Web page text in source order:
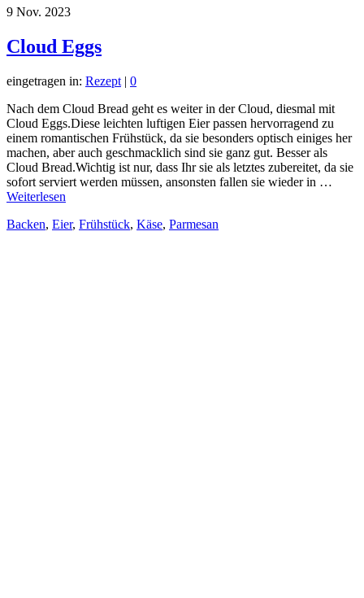
9 Nov. 2023
Cloud Eggs
eingetragen in: Rezept | 0
Nach dem Cloud Bread geht es weiter in der Cloud, diesmal mit
Cloud Eggs.Diese leichten luftigen Eier passen hervorragend zu
einem romantischen Frühstück, da sie besonders optisch einiges her
machen, aber auch geschmacklich sind sie ganz gut. Besser als
Cloud Bread.Wichtig ist nur, dass Ihr sie als letztes zubereitet, da sie
sofort serviert werden müssen, ansonsten fallen sie wieder in …
Weiterlesen
Backen, Eier, Frühstück, Käse, Parmesan